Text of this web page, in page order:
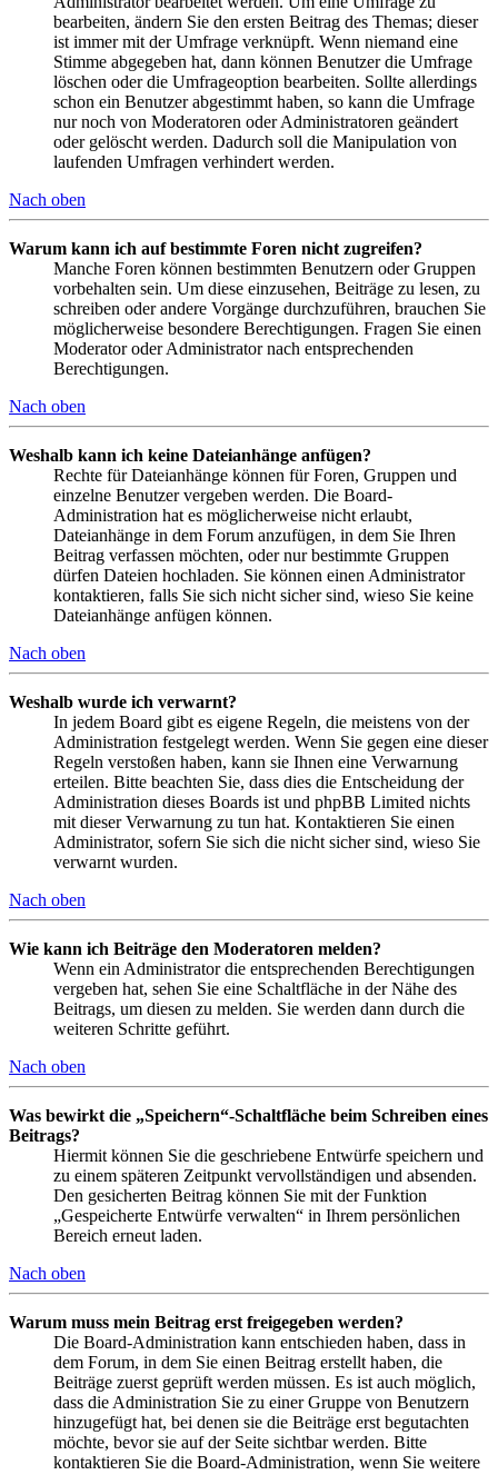
bearbeiten, ändern Sie den ersten Beitrag des Themas; dieser
ist immer mit der Umfrage verknüpft. Wenn niemand eine
Stimme abgegeben hat, dann können Benutzer die Umfrage
löschen oder die Umfrageoption bearbeiten. Sollte allerdings
schon ein Benutzer abgestimmt haben, so kann die Umfrage
nur noch von Moderatoren oder Administratoren geändert
oder gelöscht werden. Dadurch soll die Manipulation von
laufenden Umfragen verhindert werden.
Nach oben
Warum kann ich auf bestimmte Foren nicht zugreifen?
Manche Foren können bestimmten Benutzern oder Gruppen
vorbehalten sein. Um diese einzusehen, Beiträge zu lesen, zu
schreiben oder andere Vorgänge durchzuführen, brauchen Sie
möglicherweise besondere Berechtigungen. Fragen Sie einen
Moderator oder Administrator nach entsprechenden
Berechtigungen.
Nach oben
Weshalb kann ich keine Dateianhänge anfügen?
Rechte für Dateianhänge können für Foren, Gruppen und
einzelne Benutzer vergeben werden. Die Board-
Administration hat es möglicherweise nicht erlaubt,
Dateianhänge in dem Forum anzufügen, in dem Sie Ihren
Beitrag verfassen möchten, oder nur bestimmte Gruppen
dürfen Dateien hochladen. Sie können einen Administrator
kontaktieren, falls Sie sich nicht sicher sind, wieso Sie keine
Dateianhänge anfügen können.
Nach oben
Weshalb wurde ich verwarnt?
In jedem Board gibt es eigene Regeln, die meistens von der
Administration festgelegt werden. Wenn Sie gegen eine dieser
Regeln verstoßen haben, kann sie Ihnen eine Verwarnung
erteilen. Bitte beachten Sie, dass dies die Entscheidung der
Administration dieses Boards ist und phpBB Limited nichts
mit dieser Verwarnung zu tun hat. Kontaktieren Sie einen
Administrator, sofern Sie sich die nicht sicher sind, wieso Sie
verwarnt wurden.
Nach oben
Wie kann ich Beiträge den Moderatoren melden?
Wenn ein Administrator die entsprechenden Berechtigungen
vergeben hat, sehen Sie eine Schaltfläche in der Nähe des
Beitrags, um diesen zu melden. Sie werden dann durch die
weiteren Schritte geführt.
Nach oben
Was bewirkt die „Speichern“-Schaltfläche beim Schreiben eines
Beitrags?
Hiermit können Sie die geschriebene Entwürfe speichern und
zu einem späteren Zeitpunkt vervollständigen und absenden.
Den gesicherten Beitrag können Sie mit der Funktion
„Gespeicherte Entwürfe verwalten“ in Ihrem persönlichen
Bereich erneut laden.
Nach oben
Warum muss mein Beitrag erst freigegeben werden?
Die Board-Administration kann entschieden haben, dass in
dem Forum, in dem Sie einen Beitrag erstellt haben, die
Beiträge zuerst geprüft werden müssen. Es ist auch möglich,
dass die Administration Sie zu einer Gruppe von Benutzern
hinzugefügt hat, bei denen sie die Beiträge erst begutachten
möchte, bevor sie auf der Seite sichtbar werden. Bitte
kontaktieren Sie die Board-Administration, wenn Sie weitere